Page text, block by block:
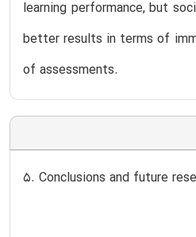
learning performance, but
better results in terms of
of assessments.
5. Conclusions and future